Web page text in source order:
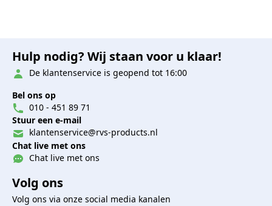
Hulp nodig? Wij staan voor u klaar!
De klantenservice is geopend tot 16:00
Bel ons op
010 - 451 89 71
Stuur een e-mail
klantenservice@rvs-products.nl
Chat live met ons
Chat live met ons
Volg ons
Volg ons via onze social media kanalen